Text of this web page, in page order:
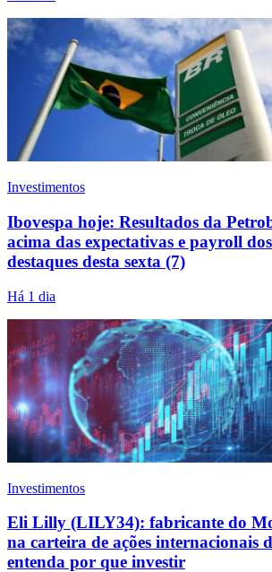
Investimentos
Ibovespa hoje: Resultados da
acima das expectativas e payroll
destaques desta sexta (7)
Há 1 dia
Investimentos
Eli Lilly (LILY34): fabricante do
na carteira de ações internacionais
entenda por que investir